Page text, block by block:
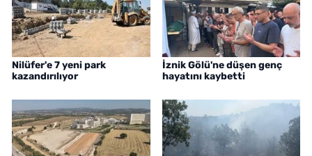
Nilüfer'e 7 yeni park
kazandırılıyor
İznik Gölü'ne düşen genç
hayatını kaybetti